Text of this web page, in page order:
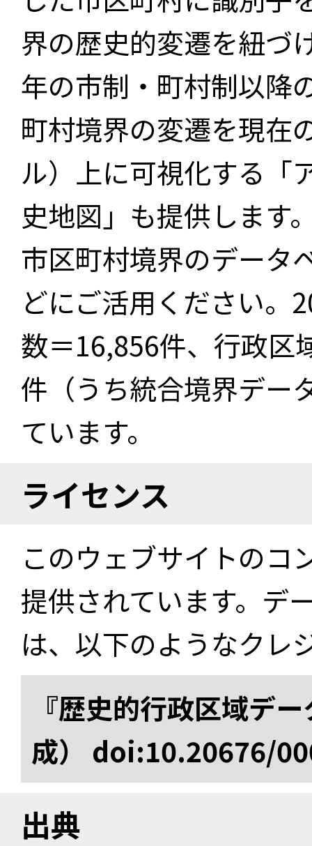
界の歴史的変遷を紐づ
年の市制・町村制以降
町村境界の変遷を現在
ル）上に可視化する「
史地図」も提供します
市区町村境界のデータ
どにご活用ください。
数＝16,856件、行政区
件（うち統合境界デー
ています。
ライセンス
このウェブサイトのコ
提供されています。デ
は、以下のようなクレ
『歴史的行政区域デ
成） doi:10.20676/
出典